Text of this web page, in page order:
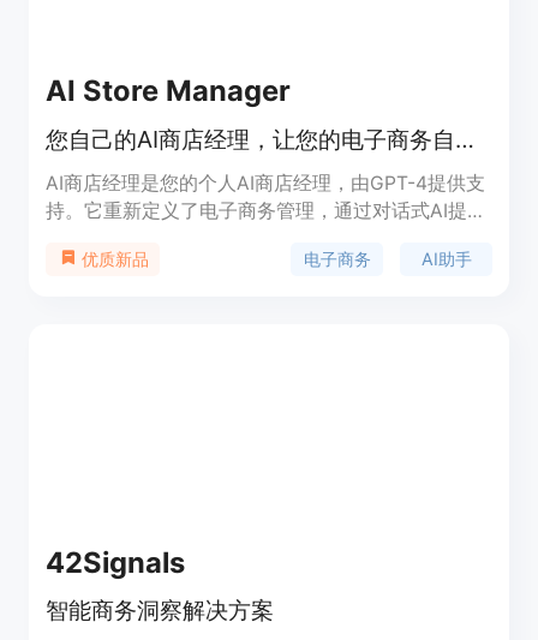
AI Store Manager
您自己的AI商店经理，让您的电子商务自动化。
AI商店经理是您的个人AI商店经理，由GPT-4提供支
持。它重新定义了电子商务管理，通过对话式AI提供
技能集，可以帮助您分析数据、管理产品、订单和客
优质新品 电子商务 AI助手
42Signals
智能商务洞察解决方案